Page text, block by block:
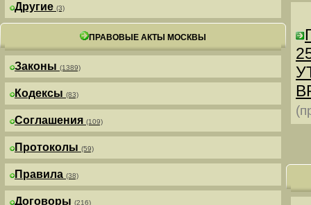
Другие (3)
ПРАВОВЫЕ АКТЫ МОСКВЫ
Законы (1389)
Кодексы (83)
Соглашения (109)
Протоколы (59)
Правила (38)
Договоры (216)